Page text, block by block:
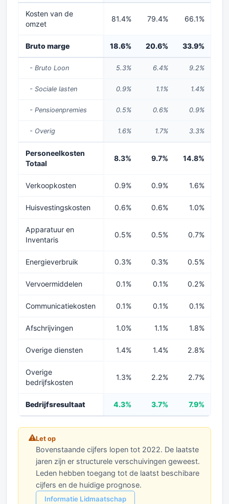
Kosten van de
omzet
81.4% 79.4% 66.1%
Bruto marge 18.6% 20.6% 33.9%
- Bruto Loon 5.3% 6.4% 9.2%
- Sociale lasten 0.9% 1.1% 1.4%
- Pensioenpremies 0.5% 0.6% 0.9%
- Overig 1.6% 1.7% 3.3%
Personeelkosten
Totaal
8.3% 9.7% 14.8%
Verkoopkosten 0.9% 0.9% 1.6%
Huisvestingskosten 0.6% 0.6% 1.0%
Apparatuur en
Inventaris
0.5% 0.5% 0.7%
Energieverbruik 0.3% 0.3% 0.5%
Vervoermiddelen 0.1% 0.1% 0.2%
Communicatiekosten 0.1% 0.1% 0.1%
Afschrijvingen 1.0% 1.1% 1.8%
Overige diensten 1.4% 1.4% 2.8%
Overige
bedrijfskosten
1.3% 2.2% 2.7%
Bedrijfsresultaat 4.3% 3.7% 7.9%
Let op
Bovenstaande cijfers lopen tot 2022. De laatste
jaren zijn er structurele verschuivingen geweest.
Leden hebben toegang tot de laatst beschibare
cijfers en de huidige prognose.
Informatie Lidmaatschap